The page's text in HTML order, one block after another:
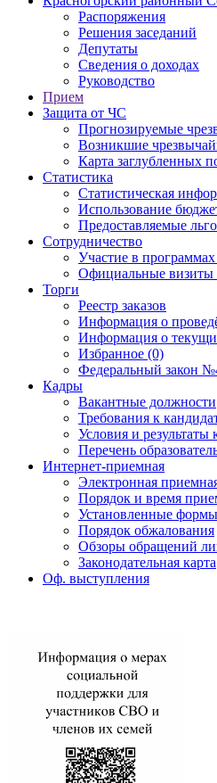
Распоряжения
Решения заседаний
Депутаты
Сведения о доходах
Руководство
Прием
Защита от ЧС
Прогнозируемые
Возникшие
Карта заглубленных
Статистика
Статистическая
Использование
Предоставляемые
Сотрудничество
Участие в
Официальные визиты
Торги
Реестр заказов
Информация о
Информация о
Избранное (0)
Федеральный закон
Кадры
Вакантные должности
Требования к
Условия и результаты
Перечень
Интернет-приемная
Электронная
Порядок и время
Установленные
Порядок обжалования
Обзоры обращений
Законодательная карта
Оф. выступления